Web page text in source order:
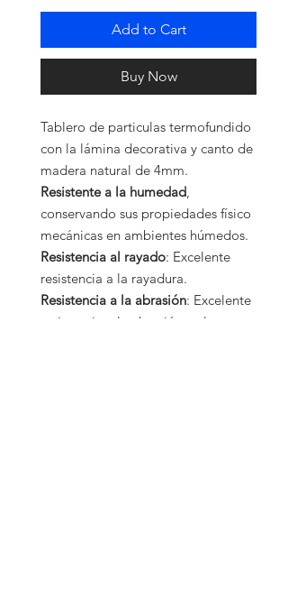
Add to Cart
Buy Now
Tablero de particulas termofundido
con la lámina decorativa y canto de
madera natural de 4mm.
Resistente a la humedad,
conservando sus propiedades físico
mecánicas en ambientes húmedos.
Resistencia al rayado: Excelente
resistencia a la rayadura.
Resistencia a la abrasión: Excelente
resistencia a la abrasión y el